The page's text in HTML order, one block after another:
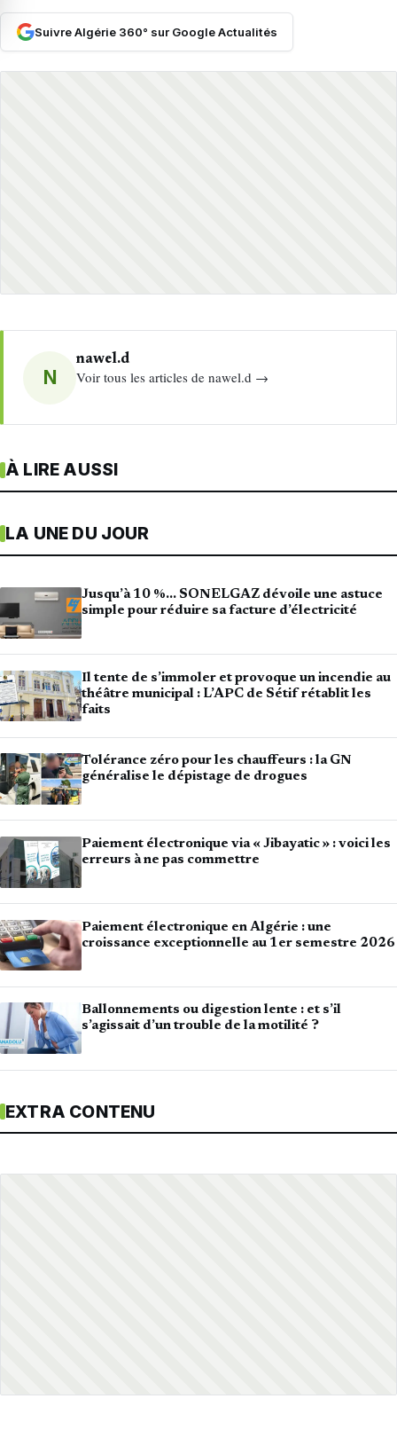
Suivre Algérie 360° sur Google Actualités
N
nawel.d
Voir tous les articles de nawel.d →
À LIRE AUSSI
LA UNE DU JOUR
Jusqu’à 10 %… SONELGAZ dévoile une astuce
simple pour réduire sa facture d’électricité
Il tente de s’immoler et provoque un incendie au
théâtre municipal : L’APC de Sétif rétablit les
faits
Tolérance zéro pour les chauffeurs : la GN
généralise le dépistage de drogues
Paiement électronique via « Jibayatic » : voici les
erreurs à ne pas commettre
Paiement électronique en Algérie : une
croissance exceptionnelle au 1er semestre 2026
Ballonnements ou digestion lente : et s’il
s’agissait d’un trouble de la motilité ?
EXTRA CONTENU